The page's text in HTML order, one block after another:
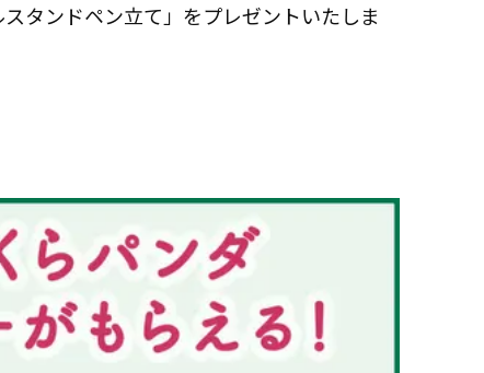
タンドペン立て」をプレゼントいたしま